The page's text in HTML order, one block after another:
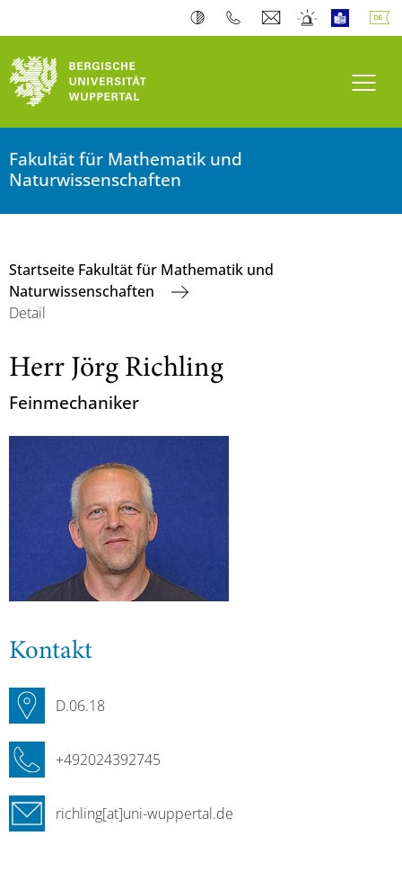
Fakultät für Mathematik und
Naturwissenschaften
Startseite Fakultät für Mathematik und
Naturwissenschaften
Detail
Herr Jörg Richling
Feinmechaniker
Kontakt
D.06.18
+492024392745
richling[at]uni-wuppertal.de